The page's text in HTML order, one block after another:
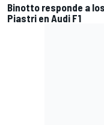
Binotto responde a
Piastri en Audi F1